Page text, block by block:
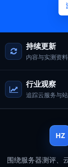
持续更新
内容与实测资
行业观察
追踪云服务与
HZ
围绕服务器测评、